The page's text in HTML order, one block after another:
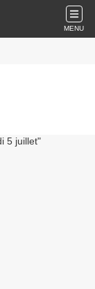
MENU